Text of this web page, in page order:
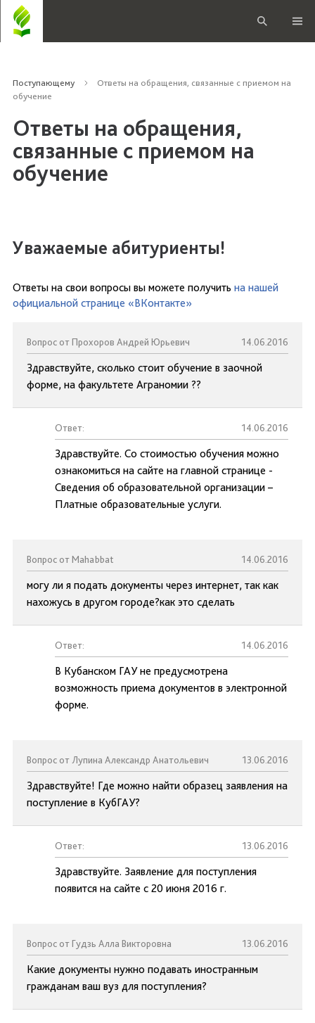
Поступающему
Ответы на обращения, связанные с приемом на
обучение
Ответы на обращения,
связанные с приемом на
обучение
Уважаемые абитуриенты!
Ответы на свои вопросы вы можете получить на нашей
официальной странице «ВКонтакте»
Вопрос от Прохоров Андрей Юрьевич 14.06.2016
Здравствуйте, сколько стоит обучение в заочной
форме, на факультете Аграномии ??
Ответ: 14.06.2016
Здравствуйте. Со стоимостью обучения можно
ознакомиться на сайте на главной странице -
Сведения об образовательной организации –
Платные образовательные услуги.
Вопрос от Mahabbat 14.06.2016
могу ли я подать документы через интернет, так как
нахожусь в другом городе?как это сделать
Ответ: 14.06.2016
В Кубанском ГАУ не предусмотрена
возможность приема документов в электронной
форме.
Вопрос от Лупина Александр Анатольевич 13.06.2016
Здравствуйте! Где можно найти образец заявления на
поступление в КубГАУ?
Ответ: 13.06.2016
Здравствуйте. Заявление для поступления
появится на сайте с 20 июня 2016 г.
Вопрос от Гудзь Алла Викторовна 13.06.2016
Какие документы нужно подавать иностранным
гражданам ваш вуз для поступления?